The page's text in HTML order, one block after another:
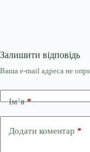
Залишити відповідь
Ваша e-mail адреса не
Ім’я*
Додати коментар *